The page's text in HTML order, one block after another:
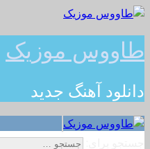
طاووس موزیک
دانلود آهنگ جدید